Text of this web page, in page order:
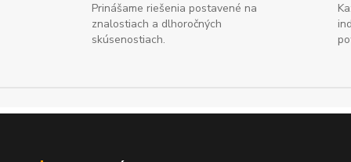
Prinášame riešenia postavené na
znalostiach a dlhoročných
skúsenostiach.